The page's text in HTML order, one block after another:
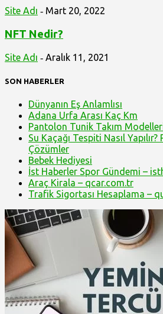
Site Adı - Mart 20, 2022
NFT Nedir?
Site Adı - Aralık 11, 2021
SON HABERLER
Dünyanın Eş Anlamlısı
Adana Urfa Arası Kaç Km
Pantolon Tunik Takım
Su Kaçağı Tespiti Nasıl
Çözümler
Bebek Hediyesi
İst Haberler Spor Gündemi –
Araç Kirala – qcar.com.tr
Trafik Sigortası Hesaplama –